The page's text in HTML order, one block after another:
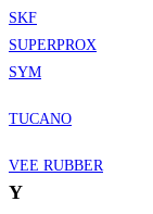
SKF
SUPERPROX
SYM
TUCANO
VEE RUBBER
Y